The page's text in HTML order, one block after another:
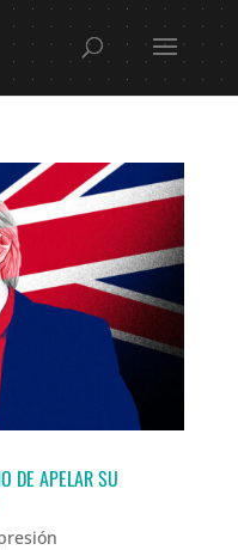
DE APELAR SU